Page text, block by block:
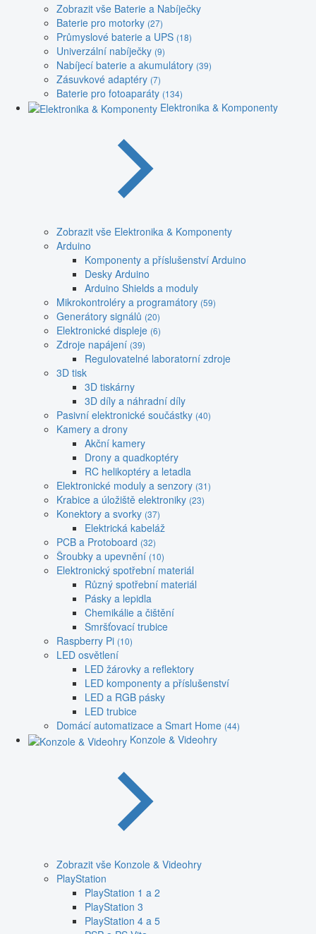
Zobrazit vše Baterie a Nabíječky
Baterie pro motorky (27)
Průmyslové baterie a UPS (18)
Univerzální nabíječky (9)
Nabíjecí baterie a akumulátory (39)
Zásuvkové adaptéry (7)
Baterie pro fotoaparáty (134)
Elektronika & Komponenty
Zobrazit vše Elektronika & Komponenty
Arduino
Komponenty a příslušenství Arduino
Desky Arduino
Arduino Shields a moduly
Mikrokontroléry a programátory (59)
Generátory signálů (20)
Elektronické displeje (6)
Zdroje napájení (39)
Regulovatelné laboratorní zdroje
3D tisk
3D tiskárny
3D díly a náhradní díly
Pasivní elektronické součástky (40)
Kamery a drony
Akční kamery
Drony a quadkoptéry
RC helikoptéry a letadla
Elektronické moduly a senzory (31)
Krabice a úložiště elektroniky (23)
Konektory a svorky (37)
Elektrická kabeláž
PCB a Protoboard (32)
Šroubky a upevnění (10)
Elektronický spotřební materiál
Různý spotřební materiál
Pásky a lepidla
Chemikálie a čištění
Smršťovací trubice
Raspberry Pi (10)
LED osvětlení
LED žárovky a reflektory
LED komponenty a příslušenství
LED a RGB pásky
LED trubice
Domácí automatizace a Smart Home (44)
Konzole & Videohry
Zobrazit vše Konzole & Videohry
PlayStation
PlayStation 1 a 2
PlayStation 3
PlayStation 4 a 5